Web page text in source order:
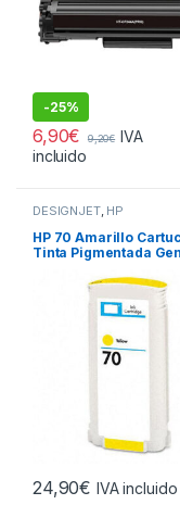
-25%
6,90€ 9,20€ IVA
incluido
DESIGNJET, HP
HP 70 Amarillo
Tinta Pigmentada
24,90€ IVA incluido